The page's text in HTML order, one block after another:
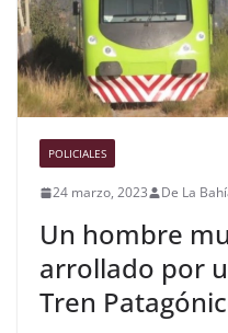
POLICIALES
24 marzo, 2023 De La
Un hombre
arrollado por
Tren